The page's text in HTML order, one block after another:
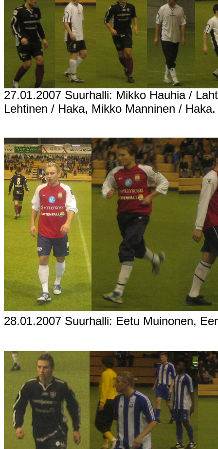
27.01.2007 Suurhalli: Mikko Hauhia /
Lehtinen / Haka, Mikko Manninen / Haka.
28.01.2007 Suurhalli: Eetu Muinonen,